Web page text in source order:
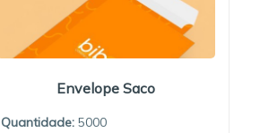
Envelope Saco
Quantidade: 5000